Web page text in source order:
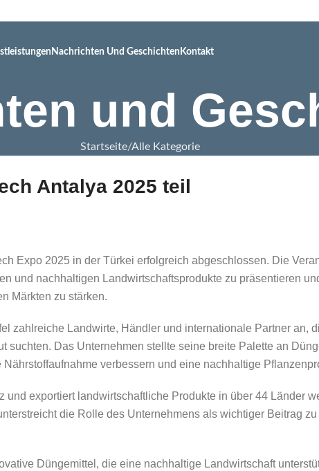
Nachrichten Und Geschichten Kontakt
und
Startseite Alle Kategorie
Antalya 2025 teil
Expo 2025 in der Türkei erfolgreich abgeschlossen. Die
und nachhaltigen Landwirtschaftsprodukte zu präsentieren
Märkten zu stärken.
zahlreiche Landwirte, Händler und internationale Partner an,
suchten. Das Unternehmen stellte seine breite Palette an
verbessern und eine nachhaltige
exportiert landwirtschaftliche Produkte in über 44 Länder
die Rolle des Unternehmens als wichtiger Beitrag
Düngemittel, die eine nachhaltige Landwirtschaft